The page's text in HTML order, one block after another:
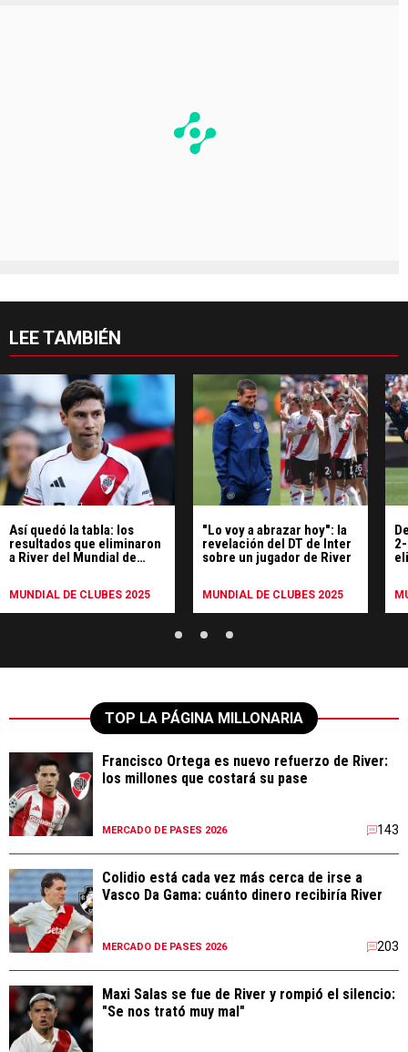
LEE TAMBIÉN
Así quedó la tabla: los
resultados que eliminaron
a River del Mundial de
MUNDIAL DE CLUBES 2025
"Lo voy a abrazar hoy": la
revelación del DT de Inter
sobre un jugador de River
MUNDIAL DE CLUBES 2025
TOP LA PÁGINA MILLONARIA
Francisco Ortega es nuevo refuerzo de River:
los millones que costará su pase
MERCADO DE PASES 2026 143
Colidio está cada vez más cerca de irse a
Vasco Da Gama: cuánto dinero recibiría River
MERCADO DE PASES 2026 203
Maxi Salas se fue de River y rompió el silencio:
"Se nos trató muy mal"